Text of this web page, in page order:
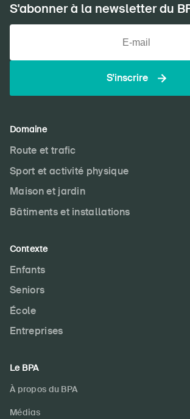
S'abonner à la newsletter du
S'inscrire
Domaine
Route et trafic
Sport et activité physique
Maison et jardin
Bâtiments et installations
Contexte
Enfants
Seniors
École
Entreprises
Le BPA
À propos du BPA
Médias